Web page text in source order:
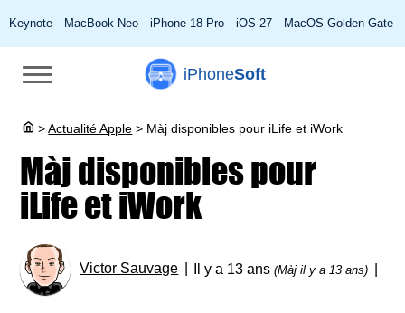
Keynote MacBook Neo iPhone 18 Pro iOS 27 MacOS Golden Gate
iPhoneSoft
> Actualité Apple > Màj disponibles pour iLife et iWork
Màj disponibles pour
iLife et iWork
Victor Sauvage Il y a 13 ans(Màj il y a 13 ans)